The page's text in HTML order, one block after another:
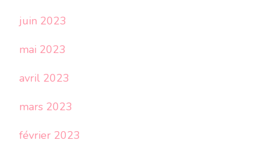
juin 2023
mai 2023
avril 2023
mars 2023
février 2023